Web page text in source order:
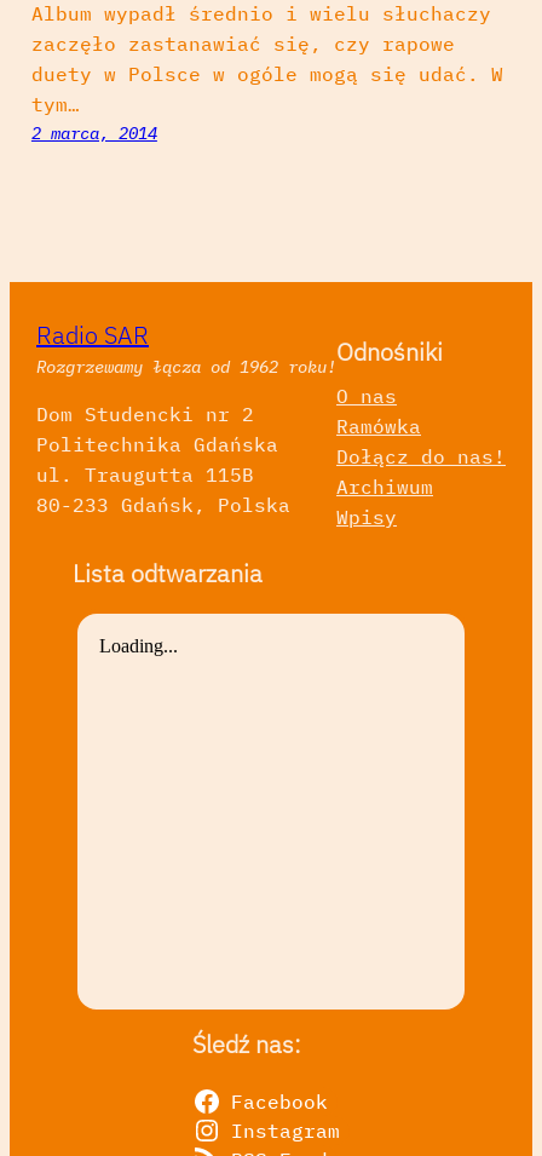
Album wypadł średnio i wielu słuchaczy
zaczęło zastanawiać się, czy rapowe
duety w Polsce w ogóle mogą się udać. W
tym…
2 marca, 2014
Radio SAR
Rozgrzewamy łącza od 1962 roku!
Dom Studencki nr 2
Politechnika Gdańska
ul. Traugutta 115B
80-233 Gdańsk, Polska
Odnośniki
O nas
Ramówka
Dołącz do nas!
Archiwum
Wpisy
Lista odtwarzania
Śledź nas:
Facebook
Instagram